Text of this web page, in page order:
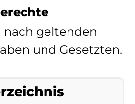
nach geltenden
und Gesetzten.